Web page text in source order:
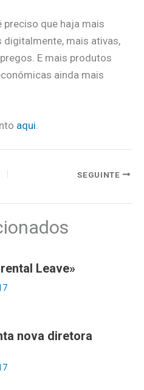
preciso que haja mais
digitalmente, mais ativas,
E mais produtos
ainda mais
aqui
SEGUINTE
Leave»
nova diretora